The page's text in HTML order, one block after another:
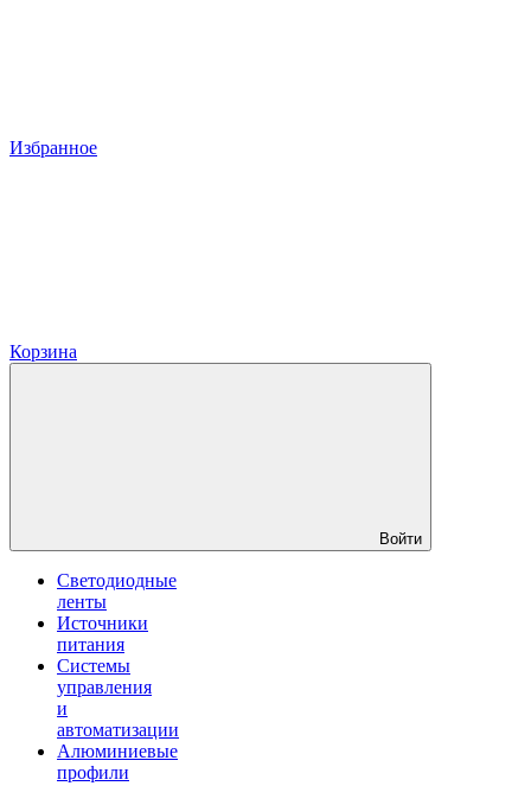
Избранное
Корзина
Войти
Светодиодные
ленты
Источники
питания
Системы
управления
и
автоматизации
Алюминиевые
профили